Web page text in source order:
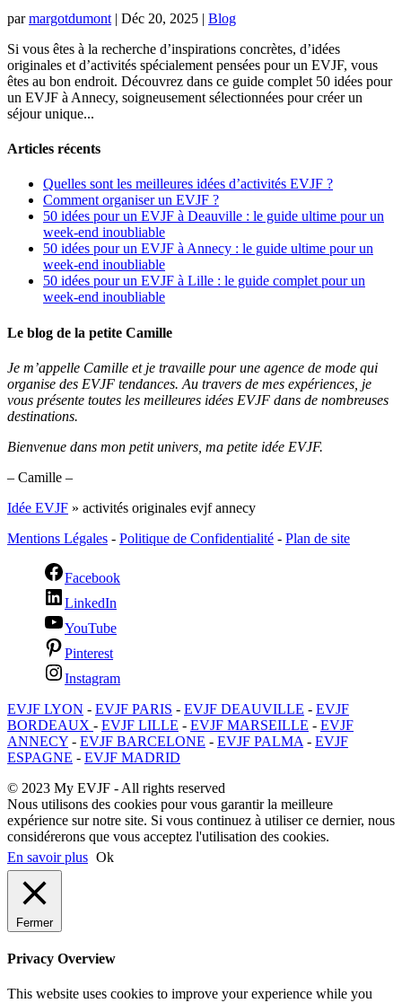
parmargotdumont | Déc 20, 2025 | Blog
Si vous êtes à la recherche d’inspirations concrètes, d’idées
originales et d’activités spécialement pensées pour un EVJF, vous
êtes au bon endroit. Découvrez dans ce guide complet 50 idées pour
un EVJF à Annecy, soigneusement sélectionnées pour créer un
séjour unique...
Articles récents
Quelles sont les meilleures idées d’activités EVJF ?
Comment organiser un EVJF ?
50 idées pour un EVJF à Deauville : le guide ultime pour un
week-end inoubliable
50 idées pour un EVJF à Annecy : le guide ultime pour un
week-end inoubliable
50 idées pour un EVJF à Lille : le guide complet pour un
week-end inoubliable
Le blog de la petite Camille
Je m’appelle Camille et je travaille pour une agence de mode qui
organise des EVJF tendances. Au travers de mes expériences, je
vous présente toutes les meilleures idées EVJF dans de nombreuses
destinations.
Bienvenue dans mon petit univers, ma petite idée EVJF.
– Camille –
Idée EVJF » activités originales evjf annecy
Mentions Légales - Politique de Confidentialité - Plan de site
Facebook
LinkedIn
YouTube
Pinterest
Instagram
EVJF LYON - EVJF PARIS - EVJF DEAUVILLE - EVJF
BORDEAUX - EVJF LILLE - EVJF MARSEILLE - EVJF
ANNECY - EVJF BARCELONE - EVJF PALMA - EVJF
ESPAGNE - EVJF MADRID
© 2023 My EVJF - All rights reserved
Nous utilisons des cookies pour vous garantir la meilleure
expérience sur notre site. Si vous continuez à utiliser ce dernier, nous
considérerons que vous acceptez l'utilisation des cookies.
En savoir plus Ok
Fermer
Privacy Overview
This website uses cookies to improve your experience while you